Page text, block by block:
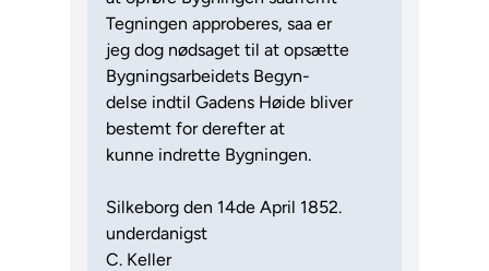
Tegningen approberes, saa er
jeg dog nødsaget til at opsætte
Bygningsarbeidets Begyn-
delse indtil Gadens Høide bliver
bestemt for derefter at
kunne indrette Bygningen.
Silkeborg den 14de April 1852.
underdanigst
C. Keller